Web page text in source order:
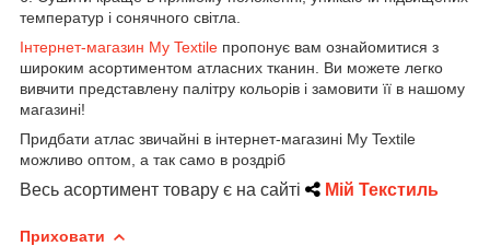
температур і сонячного світла.
Інтернет-магазин My Textile пропонує вам ознайомитися з
широким асортиментом атласних тканин. Ви можете легко
вивчити представлену палітру кольорів і замовити її в нашому
магазині!
Придбати атлас звичайні в інтернет-магазині My Textile
можливо оптом, а так само в роздріб
Весь асортимент товару є на сайті Мій Текстиль
Приховати